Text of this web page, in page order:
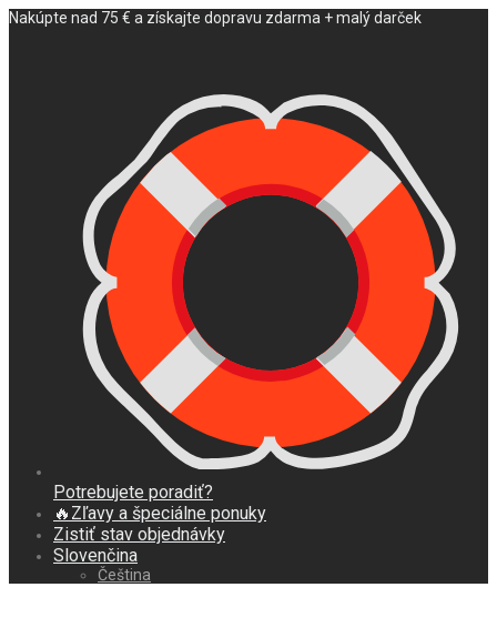
Nakúpte nad 75 € a získajte dopravu zdarma + malý darček
Potrebujete poradiť?
🔥Zľavy a špeciálne ponuky
Zistiť stav objednávky
Slovenčina
Čeština